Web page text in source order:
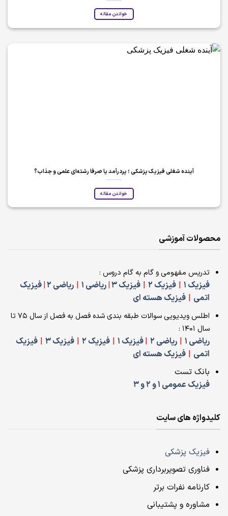
خواندن مقاله
آینده شغلی فیزیک پزشکی ؛ پردرآمد یا صرفا رشته‌ای علمی و جذاب؟
خواندن مقاله
محصولات آموزشی
تدریس مفهومی و گام به گام دروس :
فیزیک 1 | فیزیک 2 | فیزیک 3 |ریاضی 1 | ریاضی 2 |فیزیک
اتمی | فیزیک هسته ای
اطلس ویدیویی سوالات طبقه بندی شده فصل به فصل از سال 75 تا
سال 1401 :
ریاضی 1 | ریاضی 2 |فیزیک 1 | فیزیک 2 | فیزیک 3 | فیزیک
اتمی | فیزیک هسته ای
بانک تست
فیزیک عمومی 1 و 2 و 3
کلیدواژه های سایت
فیزیک پزشکی
فناوری تصویربرداری پزشکی
کارنامه نفرات برتر
مشاوره و پشتیبانی